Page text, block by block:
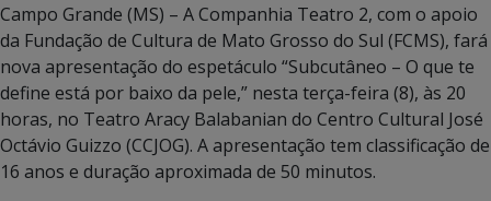
Campo Grande (MS) – A Companhia Teatro 2, com o apoio
da Fundação de Cultura de Mato Grosso do Sul (FCMS), fará
nova apresentação do espetáculo “Subcutâneo – O que te
define está por baixo da pele,” nesta terça-feira (8), às 20
horas, no Teatro Aracy Balabanian do Centro Cultural José
Octávio Guizzo (CCJOG). A apresentação tem classificação de
16 anos e duração aproximada de 50 minutos.